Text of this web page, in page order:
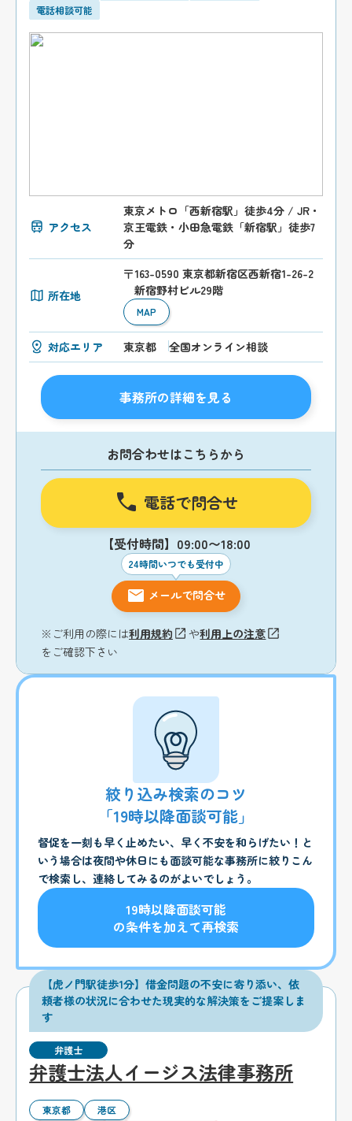
電話相談可能
アクセス
東京メトロ「西新宿駅」徒歩4分 / JR・
京王電鉄・小田急電鉄「新宿駅」徒歩7
分
所在地
〒163-0590 東京都新宿区西新宿1-26-2
新宿野村ビル29階
MAP
対応エリア 東京都 全国オンライン相談
事務所の詳細を見る
お問合わせはこちらから
電話で問合せ
【受付時間】09:00〜18:00
24時間いつでも受付中
メールで問合せ
※ご利用の際には利用規約 や利用上の注意
をご確認下さい
絞り込み検索のコツ
「19時以降面談可能」
督促を一刻も早く止めたい、早く不安を和らげたい！と
いう場合は夜間や休日にも面談可能な事務所に絞りこん
で検索し、連絡してみるのがよいでしょう。
19時以降面談可能
の条件を加えて再検索
【虎ノ門駅徒歩1分】借金問題の不安に寄り添い、依
頼者様の状況に合わせた現実的な解決策をご提案しま
す
弁護士
弁護士法人イージス法律事務所
東京都 港区